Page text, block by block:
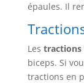
épaules. Il
Les tractions
biceps. Si
tractions en